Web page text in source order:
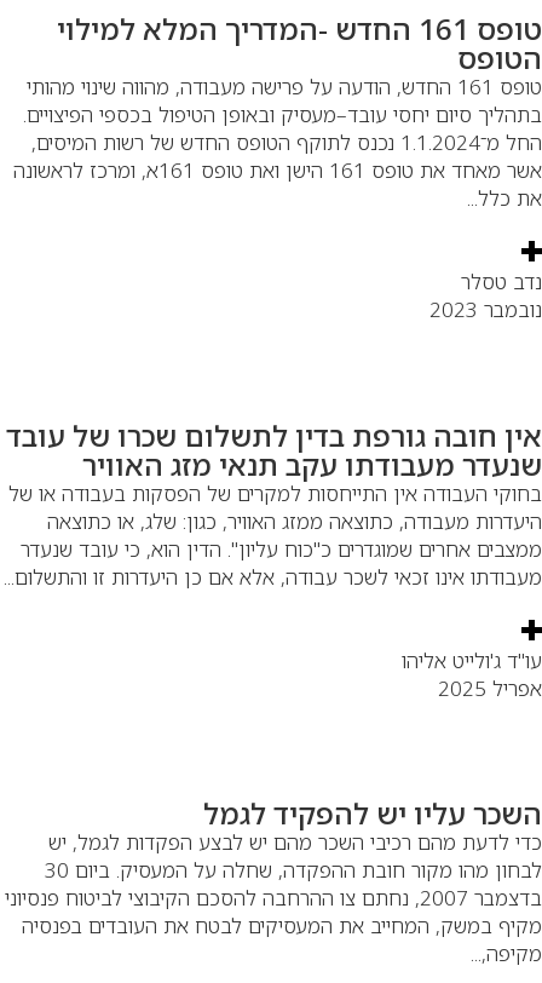
טופס 161 החדש -המדריך המלא למילוי
טופס 161 החדש, הודעה על פרישה מעבודה, מהווה שינוי מהותי
סיום יחסי עובד–מעסיק ובאופן הטיפול בכספי הפיצויים.
החל מ־1.1.2024 נכנס לתוקף הטופס החדש של רשות המיסים,
אשר מאחד את טופס 161 הישן ואת טופס 161א, ומרכז לראשונה
כלל...
טסלר
2023
חובה גורפת בדין לתשלום שכרו של עובד
מעבודתו עקב תנאי מזג האוויר
העבודה אין התייחסות למקרים של הפסקות בעבודה או של
מעבודה, כתוצאה ממזג האוויר, כגון: שלג, או כתוצאה
אחרים שמוגדרים כ"כוח עליון". הדין הוא, כי עובד שנעדר
אינו זכאי לשכר עבודה, אלא אם כן היעדרות זו והתשלום...
ג'ולייט אליהו
2025
עליו יש להפקיד לגמל
לדעת מהם רכיבי השכר מהם יש לבצע הפקדות לגמל, יש
לבחון מהו מקור חובת ההפקדה, שחלה על המעסיק. ביום 30
בדצמבר 2007, נחתם צו ההרחבה להסכם הקיבוצי לביטוח פנסיוני
במשק, המחייב את המעסיקים לבטח את העובדים בפנסיה